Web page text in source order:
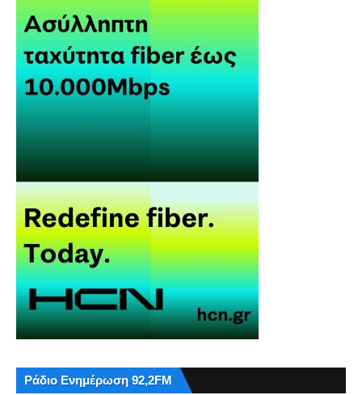
Ράδιο Ενημέρωση 92,2FM